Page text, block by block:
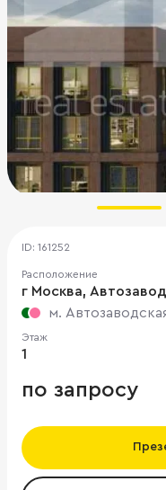
ID: 161252
Расположение
г Москва,
м.
Этаж
1
по запросу